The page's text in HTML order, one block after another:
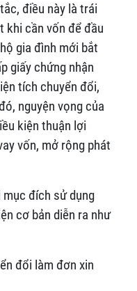
điều này là trái
khi cần vốn để đầu
gia đình mới bắt
giấy chứng nhận
tích chuyển đổi,
nguyện vọng của
kiện thuận lợi
vốn, mở rộng phát
đích sử dụng
cơ bản diễn ra như
đổi làm đơn xin